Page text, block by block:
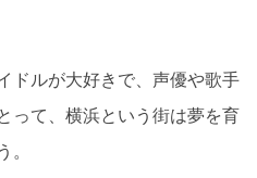
ドルが大好きで、声優や歌手
って、横浜という街は夢を育